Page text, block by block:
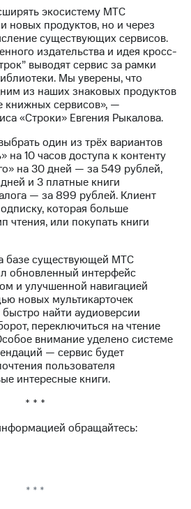
2023
экосистему МТС
новых продуктов, но и через
существующих сервисов.
издательства и идея кросс-
выводят сервис за рамки
Мы уверены, что
из наших знаковых продуктов
книжных сервисов», —
«Строки» Евгения Рыкалова.
один из трёх вариантов
на 10 часов доступа к контенту
на 30 дней — за 549 рублей,
и 3 платные книги
— за 899 рублей. Клиент
которая больше
чтения, или покупать книги
базе существующей МТС
обновленный интерфейс
и улучшенной навигацией
новых мультикарточек
найти аудиоверсии
переключиться на чтение
внимание уделено системе
— сервис будет
пользователя
интересные книги.
* * *
обращайтесь:
* * *